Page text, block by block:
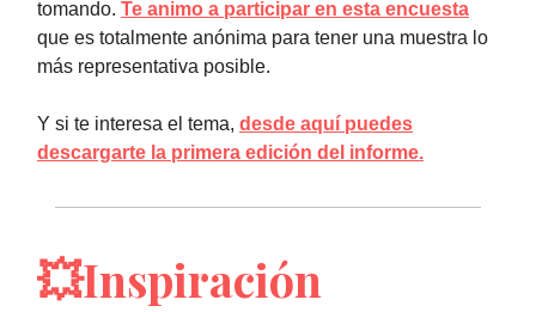
tomando. Te animo a participar en esta encuesta
que es totalmente anónima para tener una muestra lo
más representativa posible.
Y si te interesa el tema, desde aquí puedes
descargarte la primera edición del informe.
💥Inspiración